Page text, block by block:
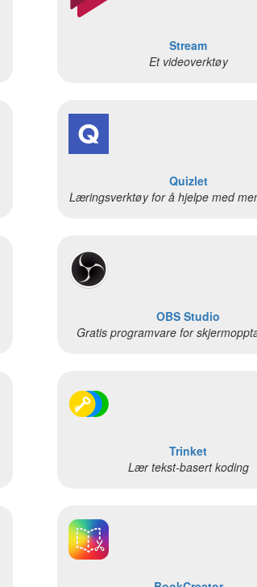
Stream
Et videoverktøy
Quizlet
Læringsverktøy for å hjelpe med
OBS Studio
Gratis programvare for
Trinket
Lær tekst-basert koding